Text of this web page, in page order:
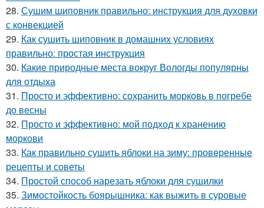
28. Сушим шиповник правильно: инструкция для духовки
с конвекцией
29. Как сушить шиповник в домашних условиях
правильно: простая инструкция
30. Какие природные места вокруг Вологды популярны
для отдыха
31. Просто и эффективно: сохранить морковь в погребе
до весны
32. Просто и эффективно: мой подход к хранению
моркови
33. Как правильно сушить яблоки на зиму: проверенные
рецепты и советы
34. Простой способ нарезать яблоки для сушилки
35. Зимостойкость боярышника: как выжить в суровые